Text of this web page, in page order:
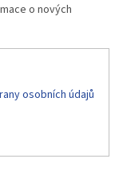
o nových
osobních údajů